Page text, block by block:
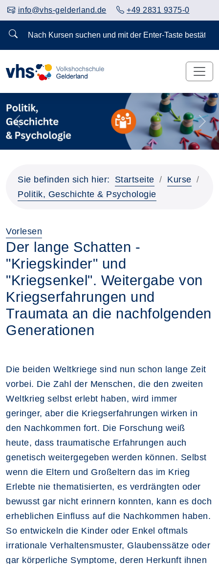
info@vhs-gelderland.de +49 2831 9375-0
Nach Kursen suchen und mit der Enter-Taste
Vorheriges Slider-Bild anzeigen
Sie befinden sich hier: Startseite
Kurse
Politik, Geschichte & Psychologie
Vorlesen
Der lange Schatten -
"Kriegskinder" und
"Kriegsenkel". Weitergabe von
Kriegserfahrungen und
Traumata an die nachfolgenden
Generationen
Die beiden Weltkriege sind nun schon lange Zeit
vorbei. Die Zahl der Menschen, die den zweiten
Weltkrieg selbst erlebt haben, wird immer
geringer, aber die Kriegserfahrungen wirken in
den Nachkommen fort. Die Forschung weiß
heute, dass traumatische Erfahrungen auch
genetisch weitergegeben werden können. Selbst
wenn die Eltern und Großeltern das im Krieg
Erlebte nie thematisierten, es verdrängten oder
bewusst gar nicht erinnern konnten, kann es doch
erheblichen Einfluss auf die Nachkommen haben.
So entwickeln die Kinder oder Enkel oftmals
irrationale Verhaltensmuster, Glaubenssätze oder
gar körperliche Symptome, deren Herkunft ihnen